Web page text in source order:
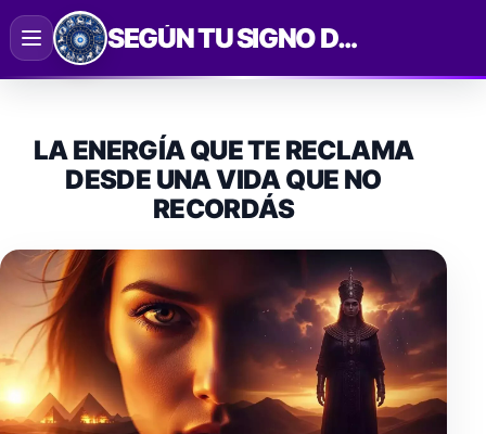
Saltar
al
contenido
SEGÚN TU SIGNO DEL ZODIACO
LA ENERGÍA QUE TE RECLAMA
DESDE UNA VIDA QUE NO
RECORDÁS